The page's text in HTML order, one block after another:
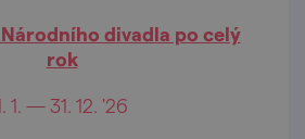
divadla po celý
rok
1. — 31. 12. '26